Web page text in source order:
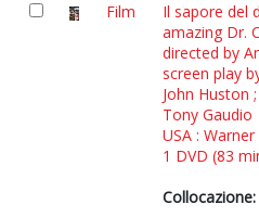
Film
Il sapore del
amazing Dr.
directed by
screen play
John Huston
Tony Gaudio
USA :
1 DVD (83
Collocazione: